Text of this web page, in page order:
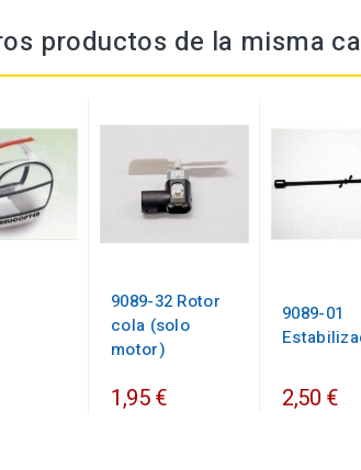
productos de la misma
9089-32 Rotor
cola (solo
motor)
1,95 €
9089-01
2,50 €